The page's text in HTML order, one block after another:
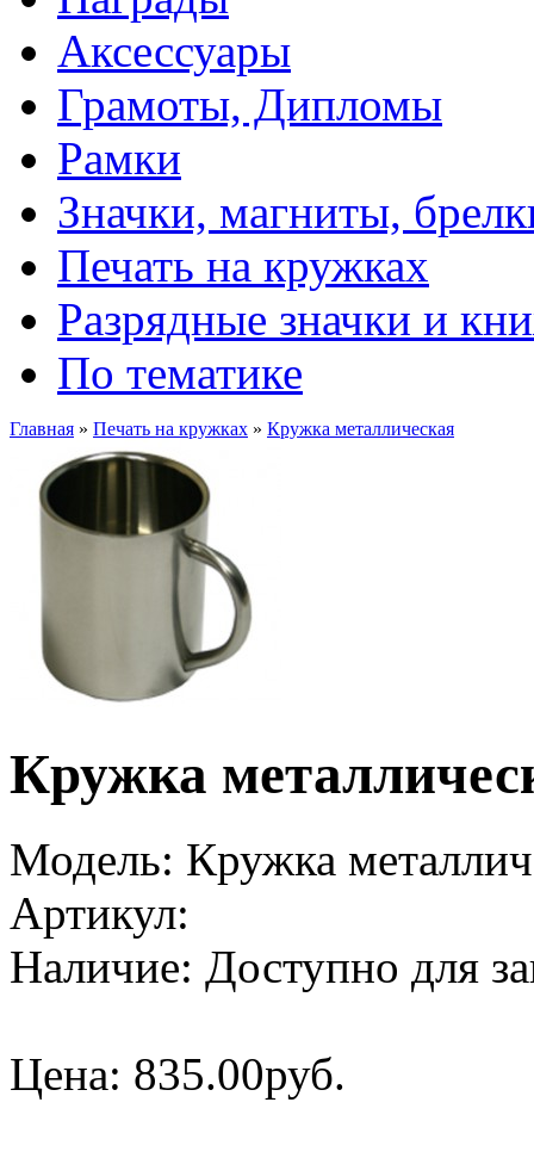
Аксессуары
Грамоты, Дипломы
Рамки
Значки, магниты,
Печать на кружках
Разрядные значки и
По тематике
Главная » Печать на кружках » Кружка металлическая
Кружка
Модель: Кружка
Артикул:
Наличие: Доступно для
Цена: 835.00руб.